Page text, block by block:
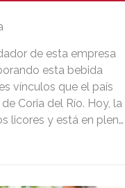
de esta empresa
esta bebida
vínculos que el país
Coria del Río. Hoy, la
licores y está en pleno